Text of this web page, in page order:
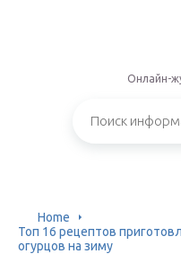
Онлайн-
Home
Топ 16 рецептов
огурцов на зиму